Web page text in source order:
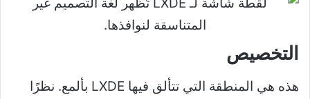
التخصيص
هذه هي المنطقة التي تتألق فيها LXDE بألمع. نظرًا